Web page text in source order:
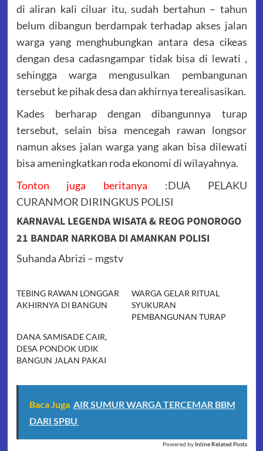
di aliran kali ciluar itu, sudah bertahun – tahun
belum dibangun berdampak terhadap akses jalan
warga yang menghubungkan antara desa cikeas
dengan desa cadasngampar tidak bisa di lewati ,
sehingga warga mengusulkan pembangunan
tersebut ke pihak desa dan akhirnya terealisasikan.
Kades berharap dengan dibangunnya turap
tersebut, selain bisa mencegah rawan longsor
namun akses jalan warga yang akan bisa dilewati
bisa ameningkatkan roda ekonomi di wilayahnya.
Tonton juga beritanya :DUA PELAKU
CURANMOR DIRINGKUS POLISI
KARNAVAL LEGENDA WISATA & REOG PONOROGO
21 BANDAR NARKOBA DI AMANKAN POLISI
Suhanda Abrizi – mgstv
TEBING RAWAN LONGGAR
AKHIRNYA DI BANGUN
WARGA GELAR RITUAL
SYUKURAN
PEMBANGUNAN TURAP
DANA SAMISADE CAIR,
DESA PONDOK UDIK
BANGUN JALAN PAKAI
Baca Juga AIR SUMUR WARGA TERCEMAR BBM
DARI SPBU
Powered by Inline Related Posts